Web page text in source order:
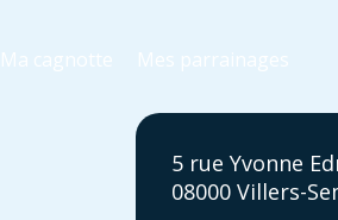
Ma cagnotte Mes parrainages
5 rue Yvonne
08000 Villers-